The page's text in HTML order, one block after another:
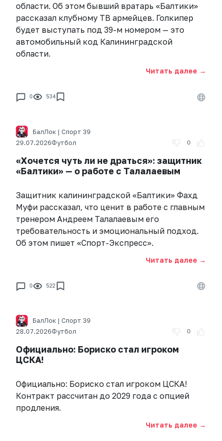
области. Об этом бывший вратарь «Балтики»
рассказал клубному ТВ армейцев. Голкипер
будет выступать под 39-м номером — это
автомобильный код Калининградской
области.
Читать далее →
0 534
0
БалЛок | Спорт 39
29.07.2026Футбол
«Хочется чуть ли не драться»: защитник
«Балтики» — о работе с Талалаевым
Защитник калининградской «Балтики» Фахд
Муфи рассказал, что ценит в работе с главным
тренером Андреем Талалаевым его
требовательность и эмоциональный подход.
Об этом пишет «Спорт-Экспресс».
Читать далее →
0 522
0
БалЛок | Спорт 39
28.07.2026Футбол
Официально: Бориско стал игроком
ЦСКА!
Официально: Бориско стал игроком ЦСКА!
Контракт рассчитан до 2029 года с опцией
продления.
Читать далее →